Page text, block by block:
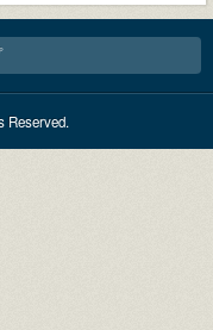
Reserved.